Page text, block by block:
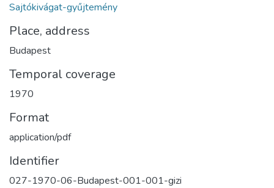
Sajtókivágat-gyűjtemény
Place, address
Budapest
Temporal coverage
1970
Format
application/pdf
Identifier
027-1970-06-Budapest-001-001-gizi